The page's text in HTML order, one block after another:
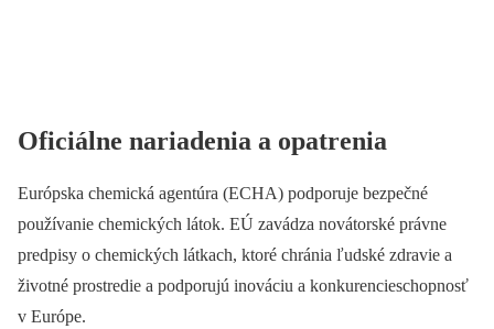
Oficiálne nariadenia a opatrenia
Európska chemická agentúra (ECHA) podporuje bezpečné
používanie chemických látok. EÚ zavádza novátorské právne
predpisy o chemických látkach, ktoré chránia ľudské zdravie a
životné prostredie a podporujú inováciu a konkurencieschopnosť
v Európe.